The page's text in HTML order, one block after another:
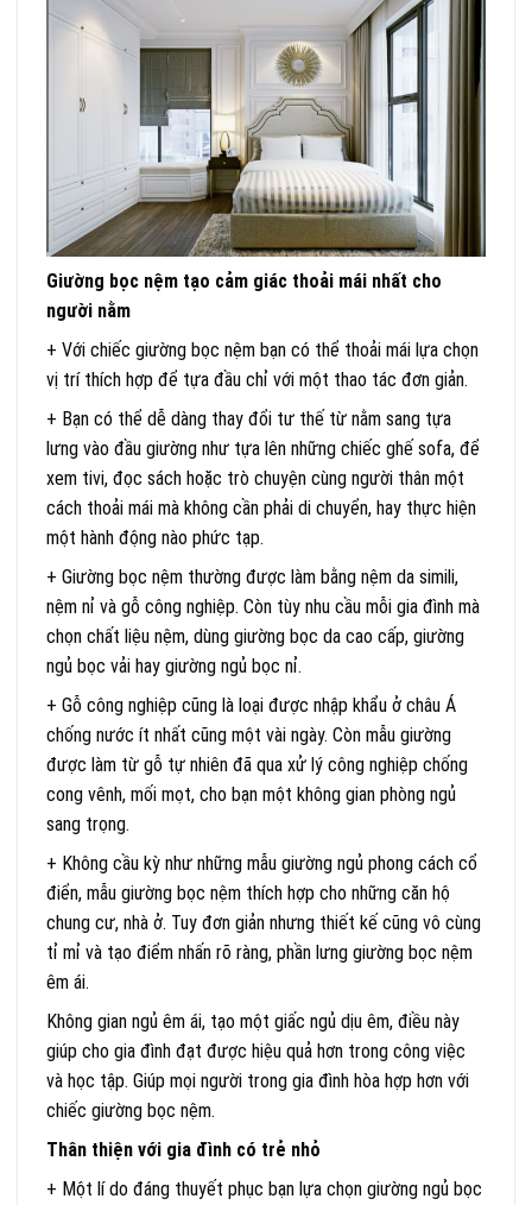
Giường bọc nệm tạo cảm giác thoải mái nhất cho
người nằm
+ Với chiếc giường bọc nệm bạn có thể thoải mái lựa chọn
vị trí thích hợp để tựa đầu chỉ với một thao tác đơn giản.
+ Bạn có thể dễ dàng thay đổi tư thế từ nằm sang tựa
lưng vào đầu giường như tựa lên những chiếc ghế sofa, để
xem tivi, đọc sách hoặc trò chuyện cùng người thân một
cách thoải mái mà không cần phải di chuyển, hay thực hiện
một hành động nào phức tạp.
+ Giường bọc nệm thường được làm bằng nệm da simili,
nệm nỉ và gỗ công nghiệp. Còn tùy nhu cầu mỗi gia đình mà
chọn chất liệu nệm, dùng giường bọc da cao cấp, giường
ngủ bọc vải hay giường ngủ bọc nỉ.
+ Gỗ công nghiệp cũng là loại được nhập khẩu ở châu Á
chống nước ít nhất cũng một vài ngày. Còn mẫu giường
được làm từ gỗ tự nhiên đã qua xử lý công nghiệp chống
cong vênh, mối mọt, cho bạn một không gian phòng ngủ
sang trọng.
+ Không cầu kỳ như những mẫu giường ngủ phong cách cổ
điển, mẫu giường bọc nệm thích hợp cho những căn hộ
chung cư, nhà ở. Tuy đơn giản nhưng thiết kế cũng vô cùng
tỉ mỉ và tạo điểm nhấn rõ ràng, phần lưng giường bọc nệm
êm ái.
Không gian ngủ êm ái, tạo một giấc ngủ dịu êm, điều này
giúp cho gia đình đạt được hiệu quả hơn trong công việc
và học tập. Giúp mọi người trong gia đình hòa hợp hơn với
chiếc giường bọc nệm.
Thân thiện với gia đình có trẻ nhỏ
+ Một lí do đáng thuyết phục bạn lựa chọn giường ngủ bọc